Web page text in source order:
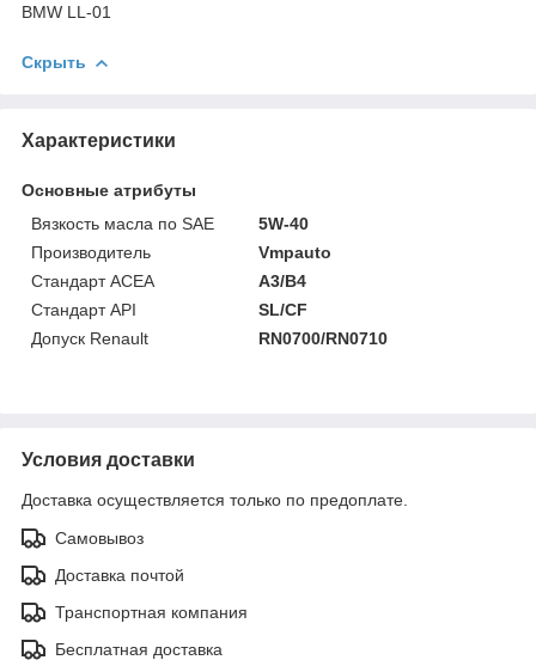
BMW LL-01
Скрыть
Характеристики
Основные атрибуты
Вязкость масла по SAE
5W-40
Производитель
Vmpauto
Стандарт ACEA
A3/B4
Стандарт API
SL/CF
Допуск Renault
RN0700/RN0710
Условия доставки
Доставка осуществляется только по предоплате.
Самовывоз
Доставка почтой
Транспортная компания
Бесплатная доставка